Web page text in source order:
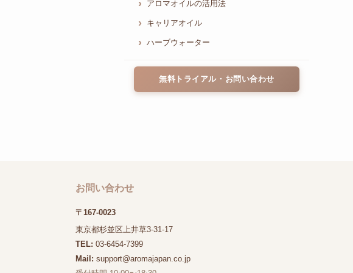
アロマオイルの活用法
キャリアオイル
ハーブウォーター
無料トライアル・お問い合わせ
お問い合わせ
〒167-0023
東京都杉並区上井草3-31-17
TEL: 03-6454-7399
Mail: support@aromajapan.co.jp